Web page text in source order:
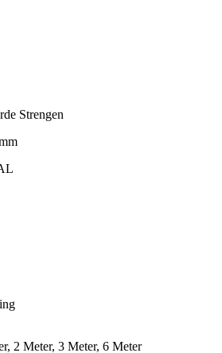
Strengen
2 Meter, 3 Meter, 6 Meter